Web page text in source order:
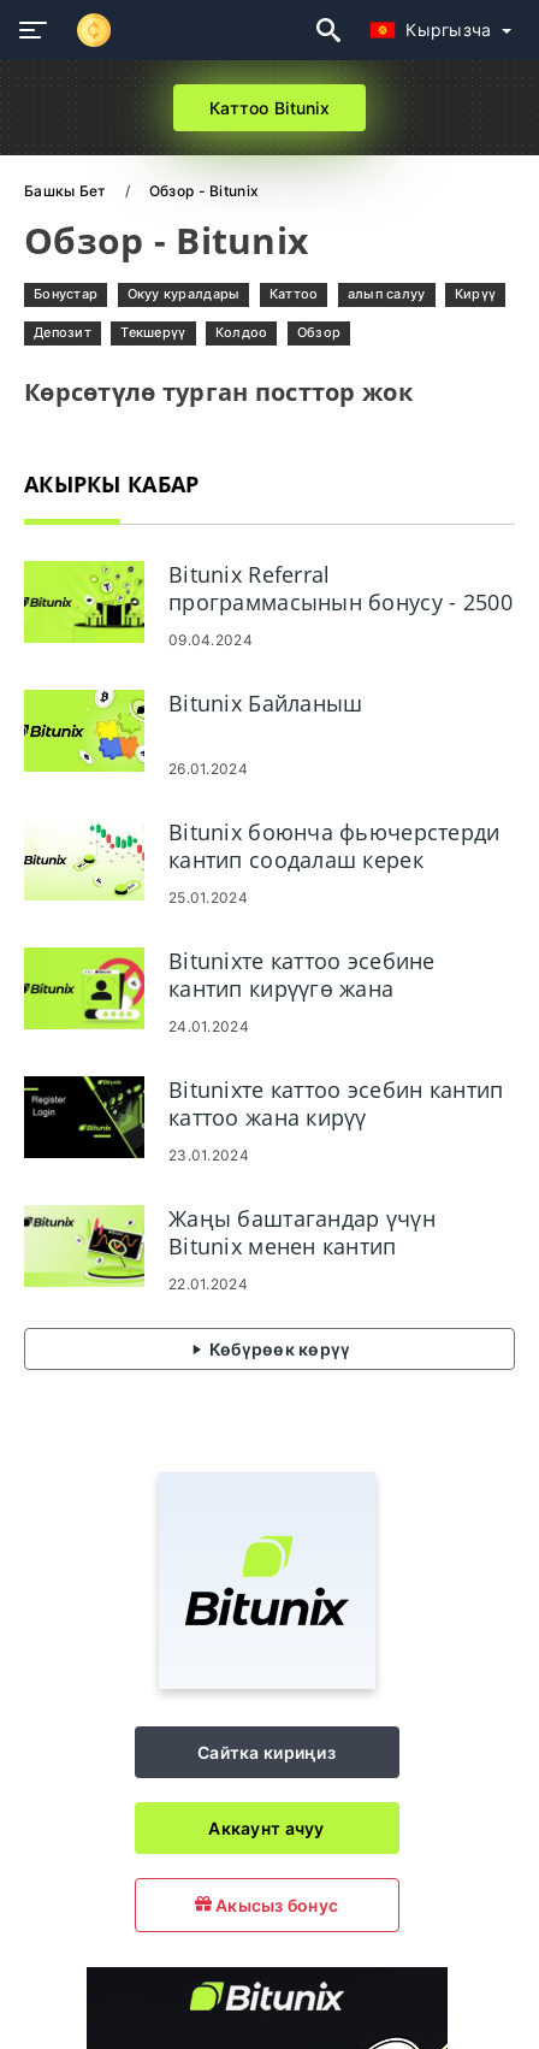
Кыргызча
Каттоо Bitunix
Башкы Бет Обзор - Bitunix
Обзор - Bitunix
Бонустар Окуу куралдары Каттоо алып салуу Кирүү
Депозит Текшерүү Колдоо Обзор
Көрсөтүлө турган посттор жок
АКЫРКЫ КАБАР
Bitunix Referral
программасынын бонусу - 2500
АКШ доллары табыңыз
09.04.2024
Bitunix Байланыш
26.01.2024
Bitunix боюнча фьючерстерди
кантип соодалаш керек
25.01.2024
Bitunixте каттоо эсебине
кантип кирүүгө жана
текшерүүгө болот
24.01.2024
Bitunixте каттоо эсебин кантип
каттоо жана кирүү
23.01.2024
Жаңы баштагандар үчүн
Bitunix менен кантип
соодалашса болот
22.01.2024
Көбүрөөк көрүү
Сайтка кириңиз
Аккаунт ачуу
Акысыз бонус